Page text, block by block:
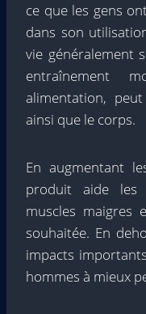
ce que les gens
dans son
vie généralement
entraînement
alimentation,
ainsi que le corps.
En augmentant
produit aide les
muscles
souhaitée. En
impacts
hommes à mieux